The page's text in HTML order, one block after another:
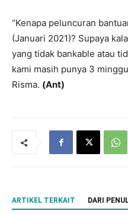
“Kenapa peluncuran
(Januari 2021)? Supaya
yang tidak bankable atau
kami masih punya 3
Risma. (Ant)
ARTIKEL TERKAIT DARI